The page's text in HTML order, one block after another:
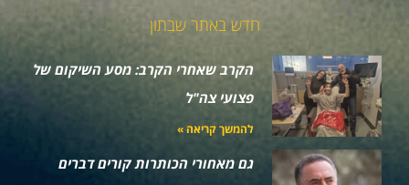
חדש באתר שבתון
הקרב שאחרי הקרב: מסע השיקום של
פצועי צה"ל
להמשך קריאה »
גם מאחורי הכותרות קורים דברים